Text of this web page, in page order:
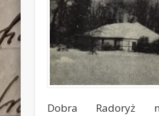
Dobra Radoryż